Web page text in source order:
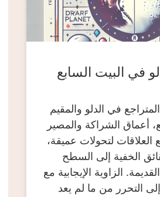
في البيت السابع
في الدلو والمقيم
أعماق الشراكة والمصير
لتحولات عميقة،
الخفية إلى السطح
الزاوية الإيجابية مع
التحرر من ما لم يعد